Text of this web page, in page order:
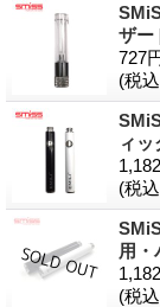
ザー
727
(税込
ィッ
(税込
用・
(税込